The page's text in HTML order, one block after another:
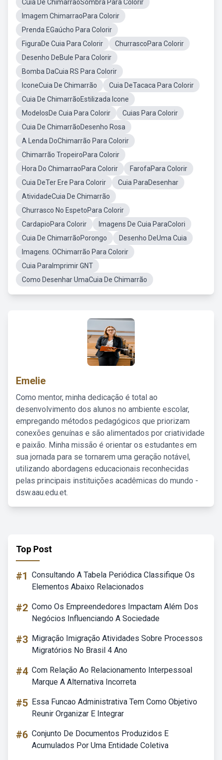
Cuia De ChimarrãoSombra Para Colorir
Imagem ChimarraoPara Colorir
Prenda EGaúcho Para Colorir
FiguraDe Cuia Para Colorir
ChurrascoPara Colorir
Desenho DeBule Para Colorir
Bomba DaCuia RS Para Colorir
IconeCuia De Chimarrão
Cuia DeTacaca Para Colorir
Cuia De ChimarrãoEstilizada Icone
ModelosDe Cuia Para Colorir
Cuias Para Colorir
Cuia De ChimarrãoDesenho Rosa
A Lenda DoChimarrão Para Colorir
Chimarrão TropeiroPara Colorir
Hora Do ChimarraoPara Colorir
FarofaPara Colorir
Cuia DeTer Ere Para Colorir
Cuia ParaDesenhar
AtividadeCuia De Chimarrão
Churrasco No EspetoPara Colorir
CardapioPara Colorir
Imagens De Cuia ParaColori
Cuia De ChimarrãoPorongo
Desenho DeUma Cuia
Imagens. OChimarrão Para Colorir
Cuia ParaImprimir GNT
Como Desenhar UmaCuia De Chimarrão
Emelie
Como mentor, minha dedicação é total ao
desenvolvimento dos alunos no ambiente escolar,
empregando métodos pedagógicos que priorizam
conexões genuínas e são alimentados por criatividade
e paixão. Minha missão é orientar os estudantes em
sua jornada para se tornarem uma geração notável,
utilizando abordagens educacionais reconhecidas
pelas principais instituições acadêmicas do mundo -
dsw.aau.edu.et.
Top Post
#1 Consultando A Tabela Periódica Classifique Os
Elementos Abaixo Relacionados
#2 Como Os Empreendedores Impactam Além Dos
Negócios Influenciando A Sociedade
#3 Migração Imigração Atividades Sobre Processos
Migratórios No Brasil 4 Ano
#4 Com Relação Ao Relacionamento Interpessoal
Marque A Alternativa Incorreta
#5 Essa Funcao Administrativa Tem Como Objetivo
Reunir Organizar E Integrar
#6 Conjunto De Documentos Produzidos E
Acumulados Por Uma Entidade Coletiva